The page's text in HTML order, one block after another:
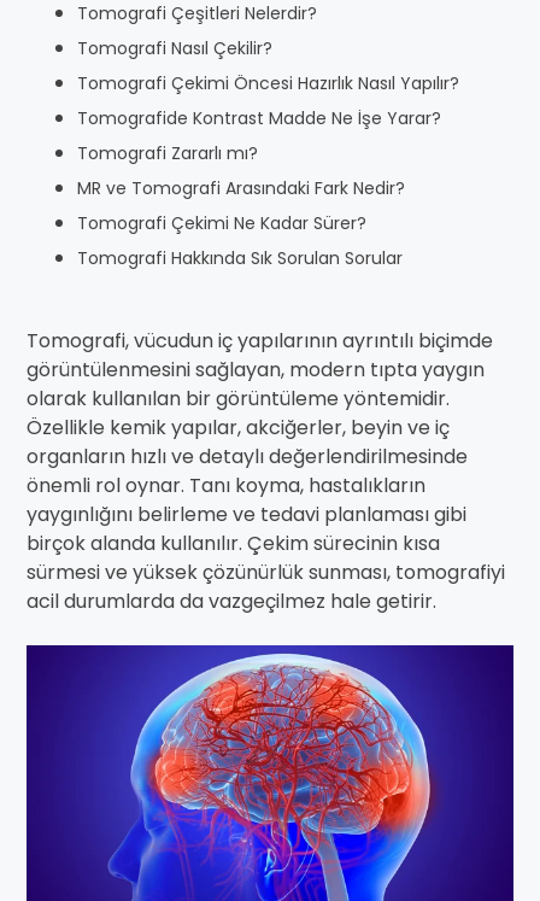
Tomografi Çeşitleri Nelerdir?
Tomografi Nasıl Çekilir?
Tomografi Çekimi Öncesi Hazırlık Nasıl Yapılır?
Tomografide Kontrast Madde Ne İşe Yarar?
Tomografi Zararlı mı?
MR ve Tomografi Arasındaki Fark Nedir?
Tomografi Çekimi Ne Kadar Sürer?
Tomografi Hakkında Sık Sorulan Sorular
Tomografi, vücudun iç yapılarının ayrıntılı biçimde
görüntülenmesini sağlayan, modern tıpta yaygın
olarak kullanılan bir görüntüleme yöntemidir.
Özellikle kemik yapılar, akciğerler, beyin ve iç
organların hızlı ve detaylı değerlendirilmesinde
önemli rol oynar. Tanı koyma, hastalıkların
yaygınlığını belirleme ve tedavi planlaması gibi
birçok alanda kullanılır. Çekim sürecinin kısa
sürmesi ve yüksek çözünürlük sunması, tomografiyi
acil durumlarda da vazgeçilmez hale getirir.